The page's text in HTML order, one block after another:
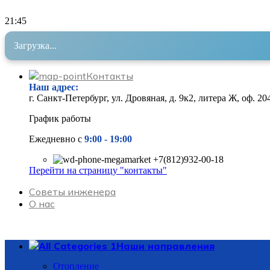
21 :45
Загрузка...
Контакты
Наш адрес:
г. Санкт-Петербург, ул. Дровяная, д. 9к2, литера Ж, оф.
График работы
Ежедневно с 9:00 - 19:00
+7(812)932-00-18
Перейти на страницу "контакты"
Советы инженера
О нас
Наши направления
Отопление